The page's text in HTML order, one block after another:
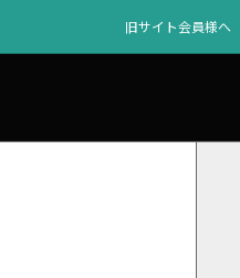
旧サイト会員様へ